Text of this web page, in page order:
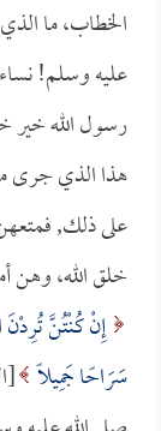
الخطاب، ما
عليه وسلم!
رسول الله خير
هذا الذي جرى
على ذلك,
خلق الله، وهن
إِنْ كُنْتُنَّ تُرِدْنَ
سَرَاحًا جَمِيلًا